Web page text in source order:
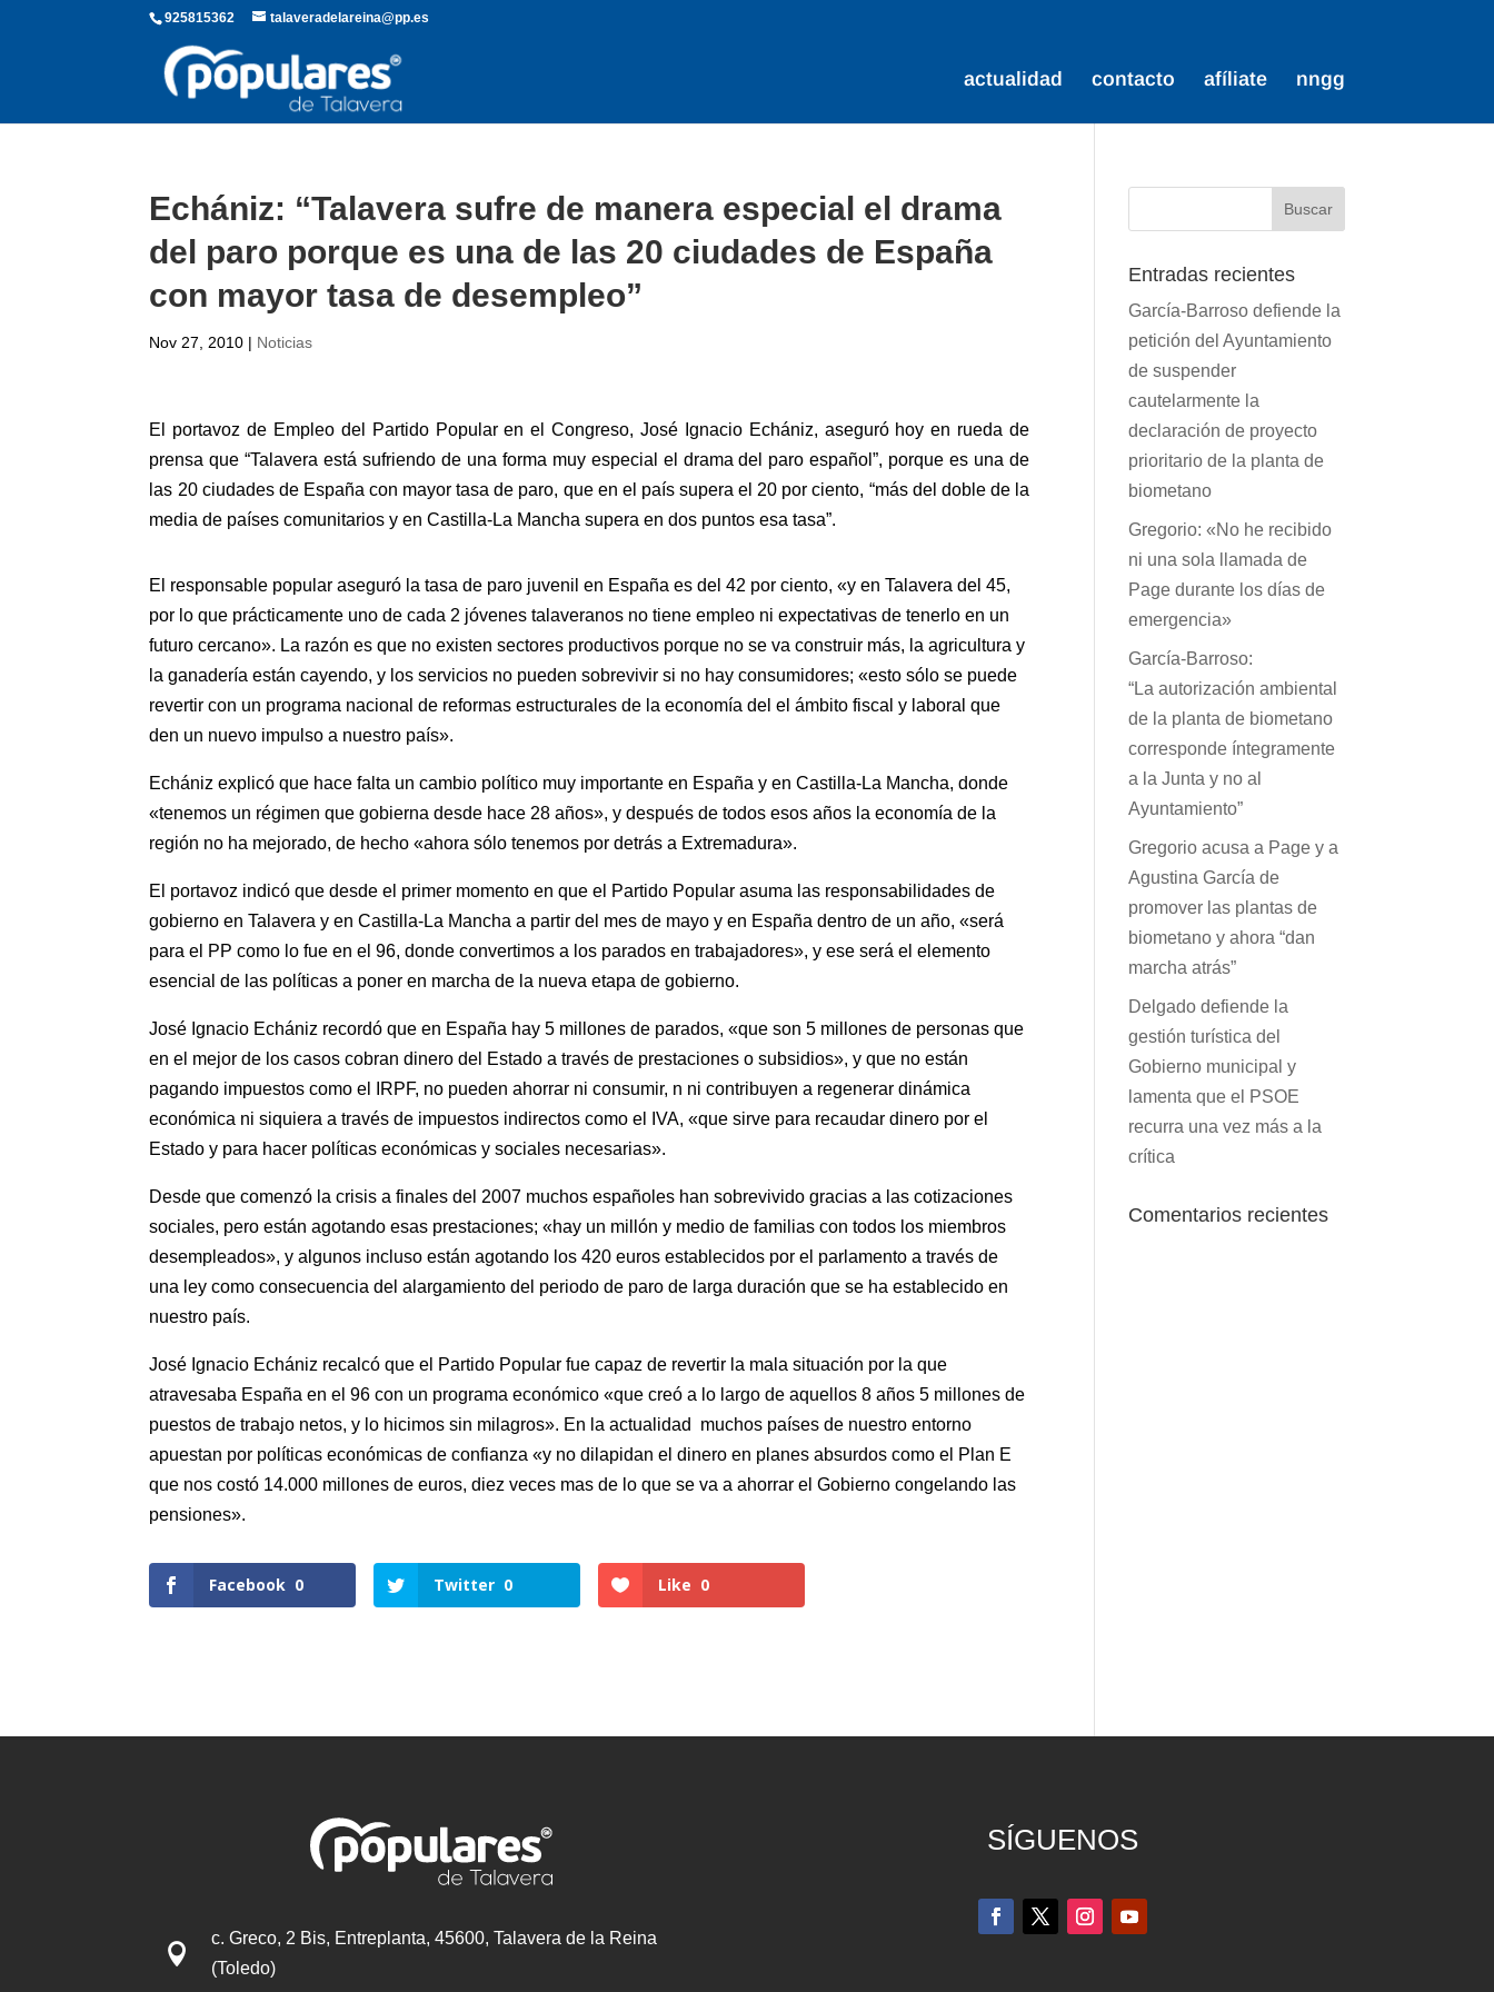
925815362 talaveradelareina@pp.es
actualidad contacto afíliate nngg
Echániz: “Talavera sufre de manera especial el drama
del paro porque es una de las 20 ciudades de España
con mayor tasa de desempleo”
Nov 27, 2010 | Noticias
El portavoz de Empleo del Partido Popular en el Congreso, José Ignacio Echániz, aseguró hoy en rueda de
prensa que “Talavera está sufriendo de una forma muy especial el drama del paro español”, porque es una de
las 20 ciudades de España con mayor tasa de paro, que en el país supera el 20 por ciento, “más del doble de la
media de países comunitarios y en Castilla-La Mancha supera en dos puntos esa tasa”.
El responsable popular aseguró la tasa de paro juvenil en España es del 42 por ciento, «y en Talavera del 45,
por lo que prácticamente uno de cada 2 jóvenes talaveranos no tiene empleo ni expectativas de tenerlo en un
futuro cercano». La razón es que no existen sectores productivos porque no se va construir más, la agricultura y
la ganadería están cayendo, y los servicios no pueden sobrevivir si no hay consumidores; «esto sólo se puede
revertir con un programa nacional de reformas estructurales de la economía del el ámbito fiscal y laboral que
den un nuevo impulso a nuestro país».
Echániz explicó que hace falta un cambio político muy importante en España y en Castilla-La Mancha, donde
«tenemos un régimen que gobierna desde hace 28 años», y después de todos esos años la economía de la
región no ha mejorado, de hecho «ahora sólo tenemos por detrás a Extremadura».
El portavoz indicó que desde el primer momento en que el Partido Popular asuma las responsabilidades de
gobierno en Talavera y en Castilla-La Mancha a partir del mes de mayo y en España dentro de un año, «será
para el PP como lo fue en el 96, donde convertimos a los parados en trabajadores», y ese será el elemento
esencial de las políticas a poner en marcha de la nueva etapa de gobierno.
José Ignacio Echániz recordó que en España hay 5 millones de parados, «que son 5 millones de personas que
en el mejor de los casos cobran dinero del Estado a través de prestaciones o subsidios», y que no están
pagando impuestos como el IRPF, no pueden ahorrar ni consumir, n ni contribuyen a regenerar dinámica
económica ni siquiera a través de impuestos indirectos como el IVA, «que sirve para recaudar dinero por el
Estado y para hacer políticas económicas y sociales necesarias».
Desde que comenzó la crisis a finales del 2007 muchos españoles han sobrevivido gracias a las cotizaciones
sociales, pero están agotando esas prestaciones; «hay un millón y medio de familias con todos los miembros
desempleados», y algunos incluso están agotando los 420 euros establecidos por el parlamento a través de
una ley como consecuencia del alargamiento del periodo de paro de larga duración que se ha establecido en
nuestro país.
José Ignacio Echániz recalcó que el Partido Popular fue capaz de revertir la mala situación por la que
atravesaba España en el 96 con un programa económico «que creó a lo largo de aquellos 8 años 5 millones de
puestos de trabajo netos, y lo hicimos sin milagros». En la actualidad muchos países de nuestro entorno
apuestan por políticas económicas de confianza «y no dilapidan el dinero en planes absurdos como el Plan E
que nos costó 14.000 millones de euros, diez veces mas de lo que se va a ahorrar el Gobierno congelando las
pensiones».
Facebook 0 Twitter 0 Like 0
Entradas recientes
García-Barroso defiende la
petición del Ayuntamiento
de suspender
cautelarmente la
declaración de proyecto
prioritario de la planta de
biometano
Gregorio: «No he recibido
ni una sola llamada de
Page durante los días de
emergencia»
García-Barroso:
“La autorización ambiental
de la planta de biometano
corresponde íntegramente
a la Junta y no al
Ayuntamiento”
Gregorio acusa a Page y a
Agustina García de
promover las plantas de
biometano y ahora “dan
marcha atrás”
Delgado defiende la
gestión turística del
Gobierno municipal y
lamenta que el PSOE
recurra una vez más a la
crítica
Comentarios recientes

c. Greco, 2 Bis, Entreplanta, 45600, Talavera de la Reina
(Toledo)
SÍGUENOS